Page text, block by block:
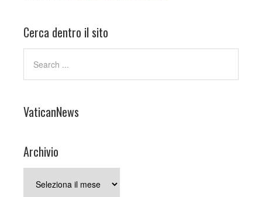
Cerca dentro il sito
VaticanNews
Archivio